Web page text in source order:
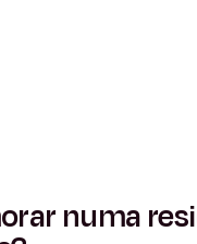
numa